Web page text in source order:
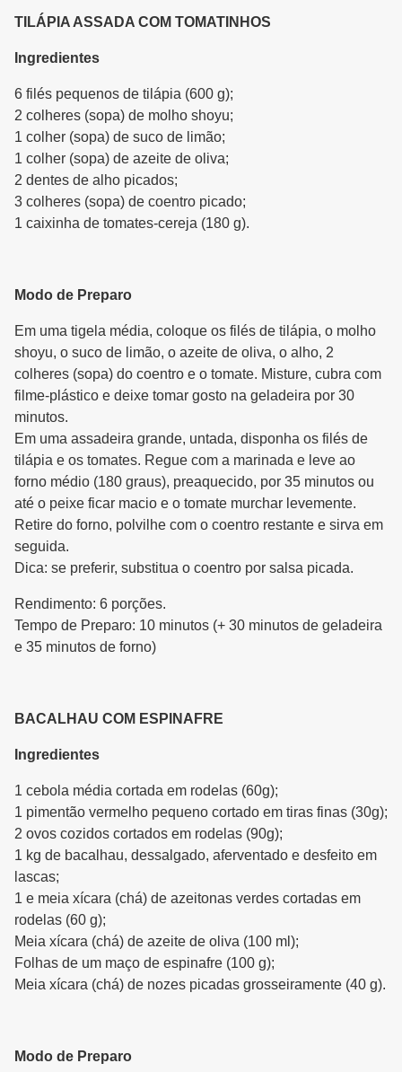
TILÁPIA ASSADA COM TOMATINHOS
Ingredientes
6 filés pequenos de tilápia (600 g);
2 colheres (sopa) de molho shoyu;
1 colher (sopa) de suco de limão;
1 colher (sopa) de azeite de oliva;
2 dentes de alho picados;
3 colheres (sopa) de coentro picado;
1 caixinha de tomates-cereja (180 g).
Modo de Preparo
Em uma tigela média, coloque os filés de tilápia, o molho
shoyu, o suco de limão, o azeite de oliva, o alho, 2
colheres (sopa) do coentro e o tomate. Misture, cubra com
filme-plástico e deixe tomar gosto na geladeira por 30
minutos.
Em uma assadeira grande, untada, disponha os filés de
tilápia e os tomates. Regue com a marinada e leve ao
forno médio (180 graus), preaquecido, por 35 minutos ou
até o peixe ficar macio e o tomate murchar levemente.
Retire do forno, polvilhe com o coentro restante e sirva em
seguida.
Dica: se preferir, substitua o coentro por salsa picada.
Rendimento: 6 porções.
Tempo de Preparo: 10 minutos (+ 30 minutos de geladeira
e 35 minutos de forno)
BACALHAU COM ESPINAFRE
Ingredientes
1 cebola média cortada em rodelas (60g);
1 pimentão vermelho pequeno cortado em tiras finas (30g);
2 ovos cozidos cortados em rodelas (90g);
1 kg de bacalhau, dessalgado, aferventado e desfeito em
lascas;
1 e meia xícara (chá) de azeitonas verdes cortadas em
rodelas (60 g);
Meia xícara (chá) de azeite de oliva (100 ml);
Folhas de um maço de espinafre (100 g);
Meia xícara (chá) de nozes picadas grosseiramente (40 g).
Modo de Preparo